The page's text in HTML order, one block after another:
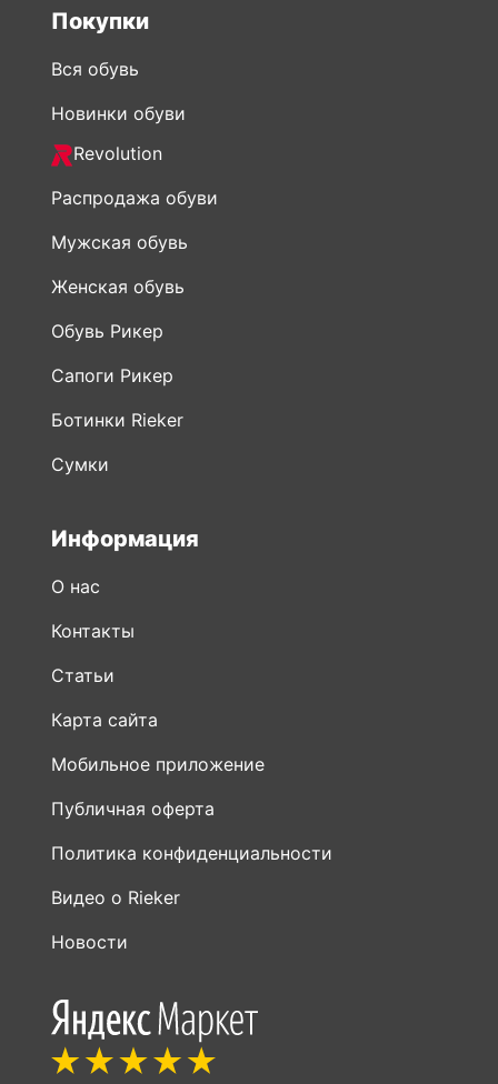
Покупки
Вся обувь
Новинки обуви
Revolution
Распродажа обуви
Мужская обувь
Женская обувь
Обувь Рикер
Сапоги Рикер
Ботинки Rieker
Сумки
Информация
О нас
Контакты
Статьи
Карта сайта
Мобильное приложение
Публичная оферта
Политика конфиденциальности
Видео о Rieker
Новости